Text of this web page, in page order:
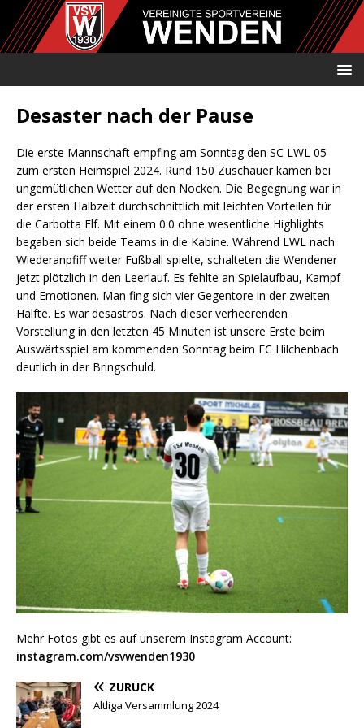
Desaster nach der Pause
Die erste Mannschaft empfing am Sonntag den SC LWL 05
zum ersten Heimspiel 2024. Rund 150 Zuschauer kamen bei
ungemütlichen Wetter auf den Nocken. Die Begegnung war in
der ersten Halbzeit durchschnittlich mit leichten Vorteilen für
die Carbotta Elf. Mit einem 0:0 ohne wesentliche Highlights
begaben sich beide Teams in die Kabine. Während LWL nach
Wiederanpfiff weiter Fußball spielte, schalteten die Wendener
jetzt plötzlich in den Leerlauf. Es fehlte an Spielaufbau, Kampf
und Emotionen. Man fing sich vier Gegentore in der zweiten
Hälfte. Es war desaströs. Nach dieser verheerenden
Vorstellung in den letzten 45 Minuten ist unsere Erste beim
Auswärtsspiel am kommenden Sonntag beim FC Hilchenbach
deutlich in der Bringschuld.
Mehr Fotos gibt es auf unserem Instagram Account:
instagram.com/vsvwenden1930
ZURÜCK
Altliga Versammlung 2024